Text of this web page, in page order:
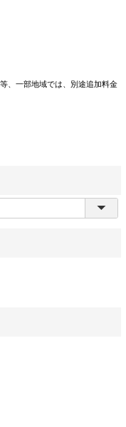
、一部地域では、別途追加料金